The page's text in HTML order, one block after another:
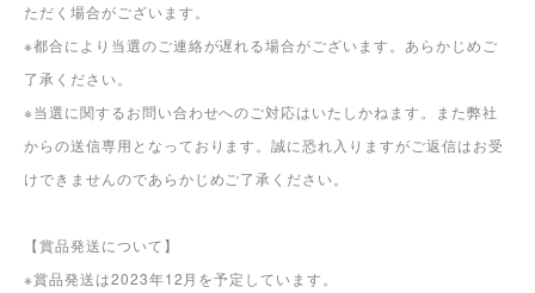
ただく場合がございます。
※都合により当選のご連絡が遅れる場合がございます。あらかじめご
了承ください。
※当選に関するお問い合わせへのご対応はいたしかねます。また弊社
からの送信専用となっております。誠に恐れ入りますがご返信はお受
けできませんのであらかじめご了承ください。
【賞品発送について】
※賞品発送は2023年12月を予定しています。